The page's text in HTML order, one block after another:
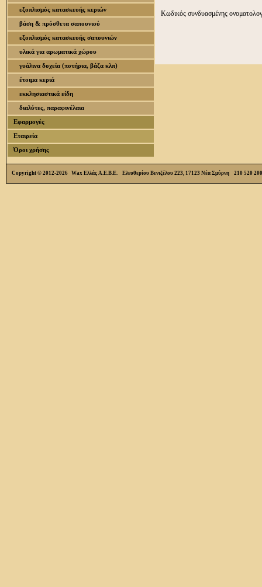
εξοπλισμός κατασκευής κεριών
βάση & πρόσθετα σαπουνιού
εξοπλισμός κατασκευής σαπουνιών
υλικά για αρωματικά χώρου
γυάλινα δοχεία (ποτήρια, βάζα κλπ)
έτοιμα κεριά
εκκλησιαστικά είδη
διαλύτες, παραφινέλαια
Εφαρμογές
Εταιρεία
Όροι χρήσης
Κωδικός συνδυασμένης
Copyright © 2012-2026 Wax Ελλάς Α.Ε.Β.Ε. Ελευθερίου Βενιζέλου 223, 17123 Νέα Σμύρνη 210 520